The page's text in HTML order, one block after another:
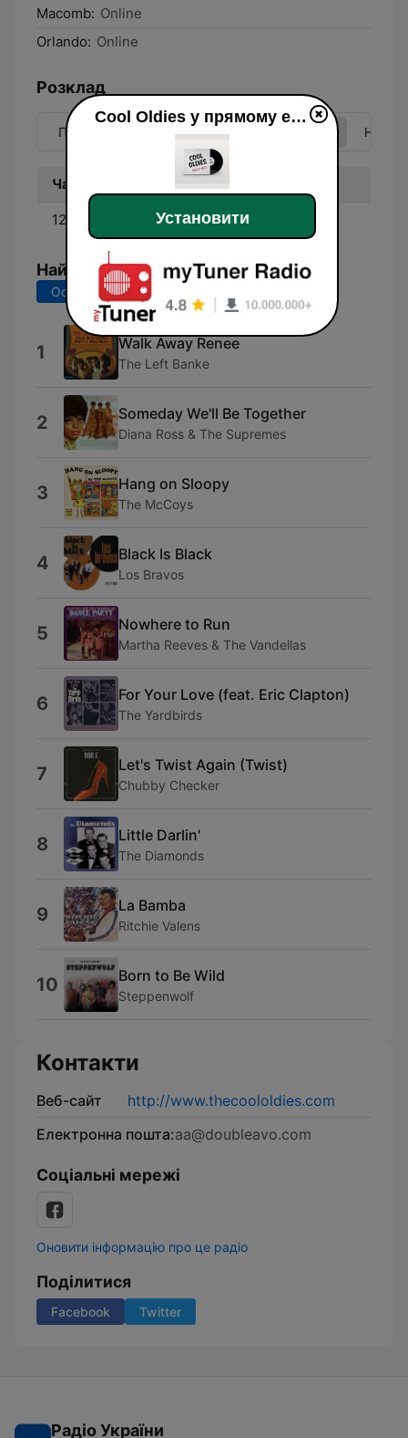
Macomb: Online
Orlando: Online
Розклад
Пн Ср Чт Нд
Час
12:00 - 11:55 Cool Weekends
Найкращі пісні
Останні 7 днів
1 Walk Away Renee
The Left Banke
2 Someday We'll Be Together
Diana Ross & The Supremes
3 Hang on Sloopy
The McCoys
4 Black Is Black
Los Bravos
5 Nowhere to Run
Martha Reeves & The Vandellas
6 For Your Love (feat. Eric Clapton)
The Yardbirds
7 Let's Twist Again (Twist)
Chubby Checker
8 Little Darlin'
The Diamonds
9 La Bamba
Ritchie Valens
10 Born to Be Wild
Steppenwolf
Контакти
Веб-сайт
http://www.thecoololdies.com
Електронна пошта:aa@doubleavo.com
Соціальні мережі
Оновити інформацію про це радіо
Поділитися
Facebook Twitter
Радіо України
Cool Oldies у прямому ефір
Установити